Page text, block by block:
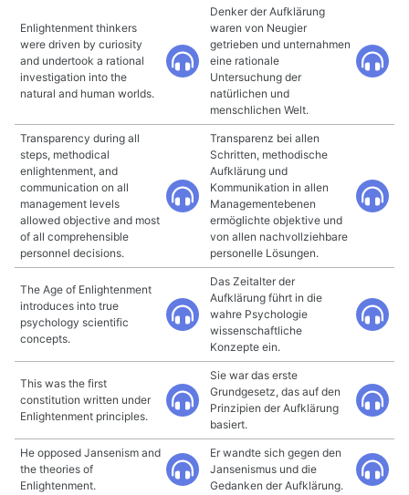
Enlightenment thinkers
were driven by curiosity
and undertook a rational
investigation into the
natural and human worlds.
Denker der Aufklärung
waren von Neugier
getrieben und unternahmen
eine rationale
Untersuchung der
natürlichen und
menschlichen Welt.
Transparency during all
steps, methodical
enlightenment, and
communication on all
management levels
allowed objective and most
of all comprehensible
personnel decisions.
Transparenz bei allen
Schritten, methodische
Aufklärung und
Kommunikation in allen
Managementebenen
ermöglichte objektive und
von allen nachvollziehbare
personelle Lösungen.
The Age of Enlightenment
introduces into true
psychology scientific
concepts.
Das Zeitalter der
Aufklärung führt in die
wahre Psychologie
wissenschaftliche
Konzepte ein.
This was the first
constitution written under
Enlightenment principles.
Sie war das erste
Grundgesetz, das auf den
Prinzipien der Aufklärung
basiert.
He opposed Jansenism and
the theories of
Enlightenment.
Er wandte sich gegen den
Jansenismus und die
Gedanken der Aufklärung.